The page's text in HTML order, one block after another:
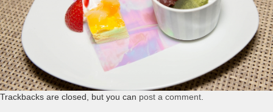
Trackbacks are closed, but you can post a comment